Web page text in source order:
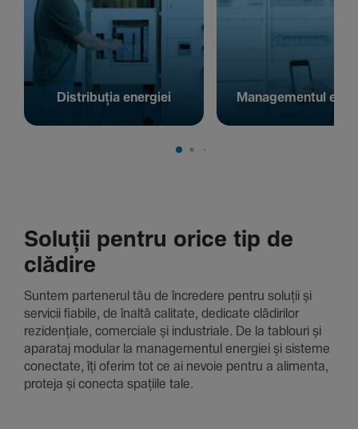
Distribuția energiei Managementul
Soluții pentru orice tip de
clădire
Suntem parte­nerul tău de încre­dere pentru soluții și
servicii fiabile, de înaltă cali­tate, dedi­cate clădi­rilor
rezi­den­țiale, comer­ciale și indus­triale. De la tablouri și
aparataj modular la managementul energiei și sisteme
conec­tate, îți oferim tot ce ai nevoie pentru a alimenta,
proteja și conecta spațiile tale.